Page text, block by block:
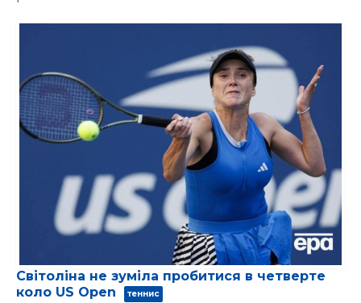
Світоліна не зуміла пробитися в четверте
коло US Open
теннис